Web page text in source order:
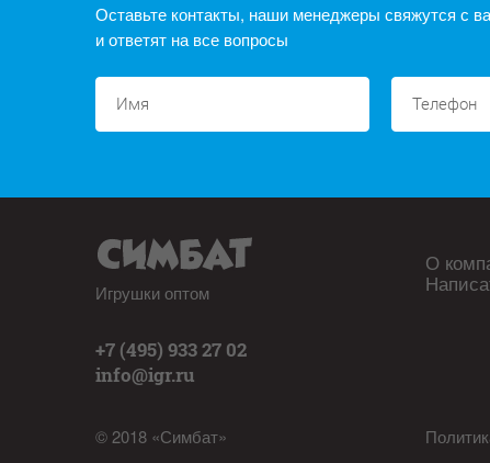
Оставьте контакты, наши менеджеры свяжутся с
и ответят на все вопросы
Игрушки оптом
+7 (495) 933 27 02
info@igr.ru
© 2018 «Симбат»
О